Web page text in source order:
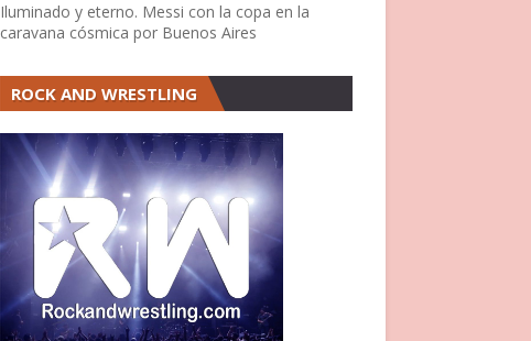
Iluminado y eterno. Messi con la copa en la
caravana cósmica por Buenos Aires
ROCK AND WRESTLING